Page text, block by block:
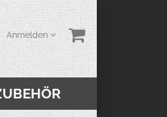
Anmelden